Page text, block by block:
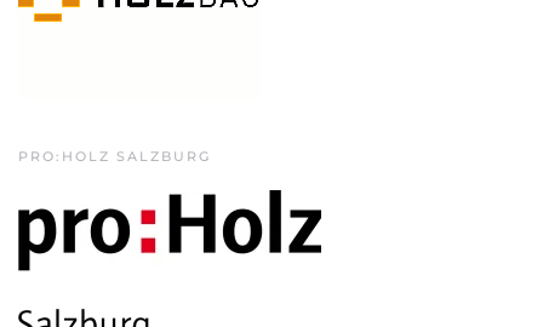
PRO:HOLZ SALZBURG